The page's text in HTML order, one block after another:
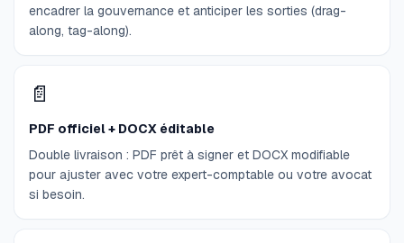
encadrer la gouvernance et anticiper les sorties (drag-
along, tag-along).
📄
PDF officiel + DOCX éditable
Double livraison : PDF prêt à signer et DOCX modifiable
pour ajuster avec votre expert-comptable ou votre avocat
si besoin.